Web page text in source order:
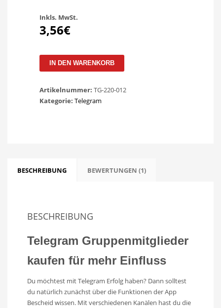
Inkls. MwSt.
3,56€
Telegram
Gruppenmitglieder
IN DEN WARENKORB
Artikelnummer: TG-220-012
Kategorie: Telegram
BESCHREIBUNG BEWERTUNGEN (1)
BESCHREIBUNG
Telegram Gruppenmitglieder
kaufen für mehr Einfluss
Du möchtest mit Telegram Erfolg haben? Dann solltest
du natürlich zunächst über die Funktionen der App
Bescheid wissen. Mit verschiedenen Kanälen hast du die